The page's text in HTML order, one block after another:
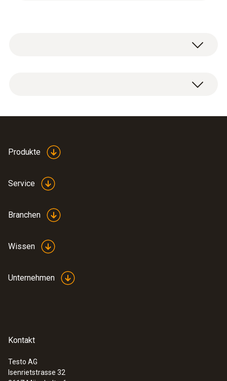
und Feuchtemessgerät-Set
CHF 1'594.50
Produkte
Service
Branchen
Wissen
Unternehmen
Kontakt
Testo AG
Isenrietstrasse 32